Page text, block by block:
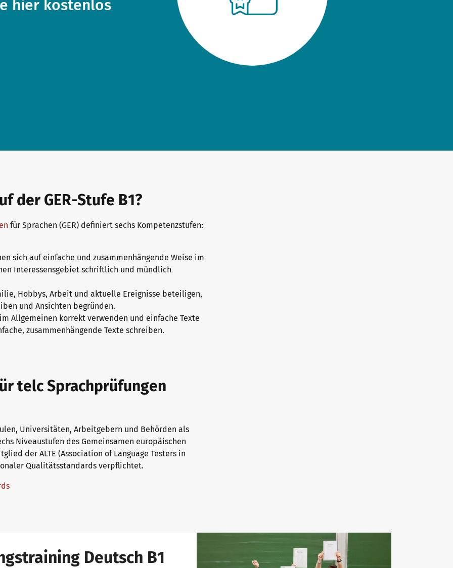
hier kostenlos
der GER-Stufe B1?
für Sprachen (GER) definiert sechs Kompetenzstufen:
sich auf einfache und zusammenhängende Weise im
Interessensgebiet schriftlich und mündlich
Hobbys, Arbeit und aktuelle Ereignisse beteiligen,
und Ansichten begründen.
Allgemeinen korrekt verwenden und einfache Texte
zusammenhängende Texte schreiben.
telc Sprachprüfungen
Universitäten, Arbeitgebern und Behörden als
Niveaustufen des Gemeinsamen europäischen
der ALTE (Association of Language Testers in
Qualitätsstandards verpflichtet.
Deutsch B1